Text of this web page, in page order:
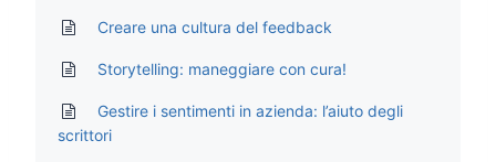
Creare una cultura del feedback
Storytelling: maneggiare con cura!
Gestire i sentimenti in azienda: l’aiuto degli
scrittori